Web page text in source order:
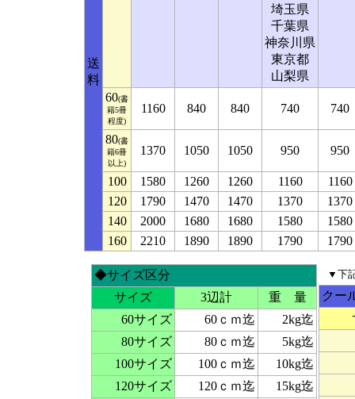
送
料
埼玉県
千葉県
神奈川県
東京都
山梨県
60(書
籍5冊
程度)
1160 840 840 740 740
80(書
籍6冊
以上)
1370 1050 1050 950 950
100 1580 1260 1260 1160
1160
120
1790 1470 1470 1370
1370
140
2000 1680 1680 1580
1580
160
2210 1890 1890 1790 1790
◆サイズ区分
サイズ
3辺計
重 量
60サイズ
60ｃｍ迄
2kg迄
80サイズ
80ｃｍ迄
5kg迄
100サイズ
100ｃｍ迄
10kg迄
120サイズ
120ｃｍ迄
15kg迄
▼下
クー